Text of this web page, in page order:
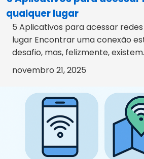
qualquer lugar
5 Aplicativos para acessar
lugar Encontrar uma conexão
desafio, mas, felizmente,
novembro 21, 2025